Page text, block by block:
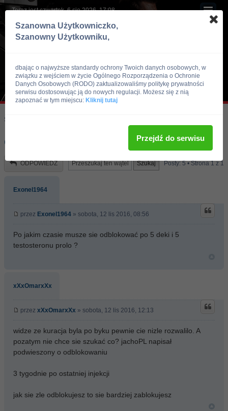
Teraz jest czwartek, 6 sie 2026, 17:08
Skocz do:
odblokowanie
ODPOWIEDZ Posty: 5 • Strona 1 z 1
Exonel1964
przez Exonel1964 » sobota, 12 lis 2016, 08:56
Po jakim czasie musze sie odblokować po 5 deki i 5
testosteronu prolo ?
xXxOmarxXx
przez xXxOmarxXx » sobota, 12 lis 2016, 12:13
widze ze kuracja byla po byku pewnie cie nizle rozwalilo. A
pozatym nie chce sie szukać co? jachoPL napisał
podwieszony o odblokowaniu
3 tygodnie po ostatniej injekcji
jak sie zle odblokujesz to sie bardziej zablokujesz
Szanowna Użytkowniczko,
Szanowny Użytkowniku,
dbając o najwyższe standardy ochrony Twoich danych osobowych, w
związku z wejściem w życie Ogólnego Rozporządzenia o Ochronie
Danych Osobowych (RODO) zaktualizowaliśmy politykę prywatności
serwisu dostosowując ją do nowych regulacji. Możesz się z nią
zapoznać w tym miejscu: Kliknij tutaj
Przejdź do serwisu